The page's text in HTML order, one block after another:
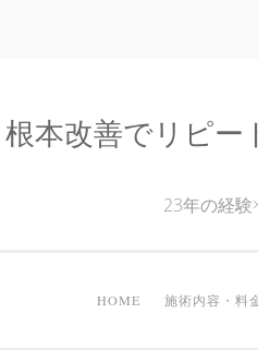
コ根本改善でリピー
23年の経
HOME 施術内容・料